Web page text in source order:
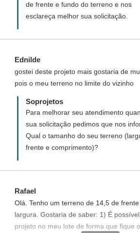
de frente e fundo do terreno e nos
esclareça melhor sua solicitação.
Ednilde
gostei deste projeto mais gostaria de
pois o meu terreno no limite do vizinho
Soprojetos
Para melhorar seu atendimento
sua solicitação pedimos que nos
Qual o tamanho do seu terreno
frente e comprimento)?
Rafael
Olá. Tenho um terreno de 14,5 de
largura. Gostaria de saber: 1) É
projeto no meu lote de forma que fique